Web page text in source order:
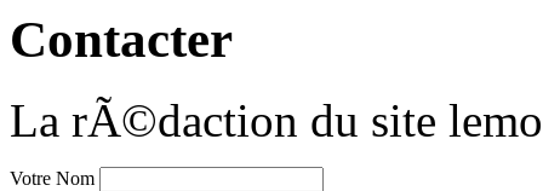
Contacter
La rÃ©daction du site
Votre Nom